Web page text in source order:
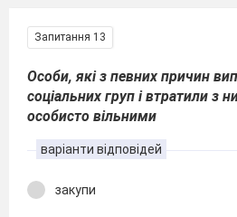
Запитання 13
Особи, які з певних причин
соціальних груп і втратили з
особисто вільними
варіанти відповідей
закупи